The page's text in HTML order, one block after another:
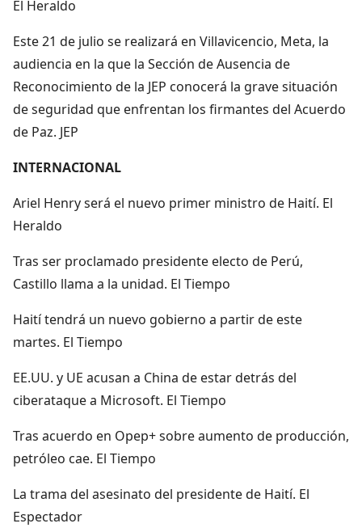
El Heraldo
Este 21 de julio se realizará en Villavicencio, Meta, la
audiencia en la que la Sección de Ausencia de
Reconocimiento de la JEP conocerá la grave situación
de seguridad que enfrentan los firmantes del Acuerdo
de Paz. JEP
INTERNACIONAL
Ariel Henry será el nuevo primer ministro de Haití. El
Heraldo
Tras ser proclamado presidente electo de Perú,
Castillo llama a la unidad. El Tiempo
Haití tendrá un nuevo gobierno a partir de este
martes. El Tiempo
EE.UU. y UE acusan a China de estar detrás del
ciberataque a Microsoft. El Tiempo
Tras acuerdo en Opep+ sobre aumento de producción,
petróleo cae. El Tiempo
La trama del asesinato del presidente de Haití. El
Espectador